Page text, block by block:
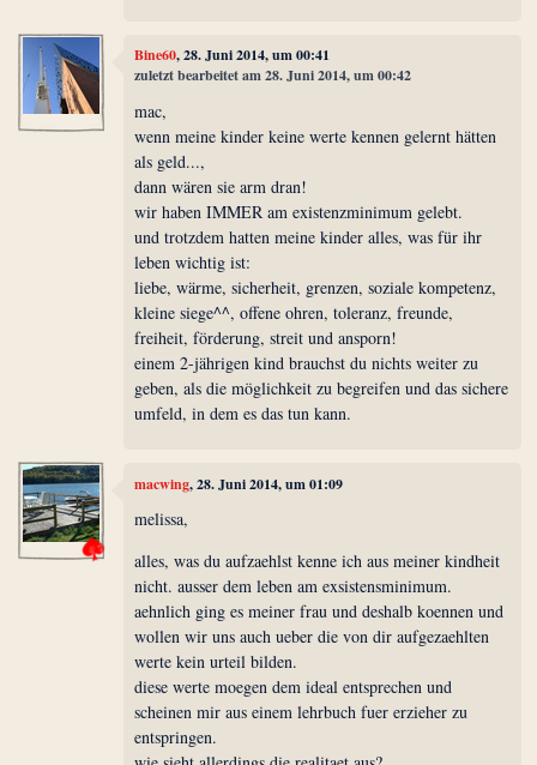
Bine60, 28. Juni 2014, um 00:41
zuletzt bearbeitet am 28. Juni 2014, um 00:42
mac,
wenn meine kinder keine werte kennen gelernt hätten
als geld...,
dann wären sie arm dran!
wir haben IMMER am existenzminimum gelebt.
und trotzdem hatten meine kinder alles, was für ihr
leben wichtig ist:
liebe, wärme, sicherheit, grenzen, soziale kompetenz,
kleine siege^^, offene ohren, toleranz, freunde,
freiheit, förderung, streit und ansporn!
einem 2-jährigen kind brauchst du nichts weiter zu
geben, als die möglichkeit zu begreifen und das sichere
umfeld, in dem es das tun kann.
macwing, 28. Juni 2014, um 01:09
melissa,
alles, was du aufzaehlst kenne ich aus meiner kindheit
nicht. ausser dem leben am exsistensminimum.
aehnlich ging es meiner frau und deshalb koennen und
wollen wir uns auch ueber die von dir aufgezaehlten
werte kein urteil bilden.
diese werte moegen dem ideal entsprechen und
scheinen mir aus einem lehrbuch fuer erzieher zu
entspringen.